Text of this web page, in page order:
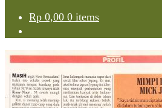
Rp 0,00 0 items